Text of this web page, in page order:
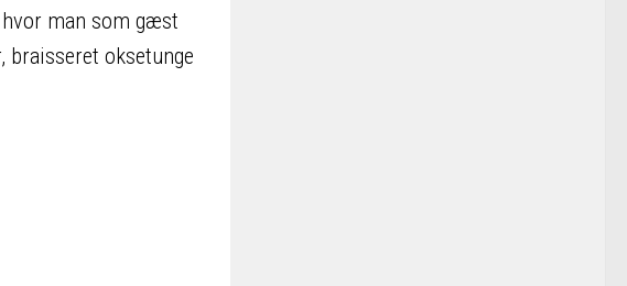
hvor man som gæst
braisseret oksetunge